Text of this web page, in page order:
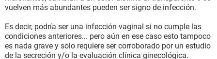
vuelven más abundantes pueden ser signo de infección.
Es decir, podría ser una infección vaginal si no cumple las
condiciones anteriores... pero aún en ese caso esto tampoco
es nada grave y solo requiere ser corroborado por un estudio
de la secreción y/o la evaluación clínica ginecológica.